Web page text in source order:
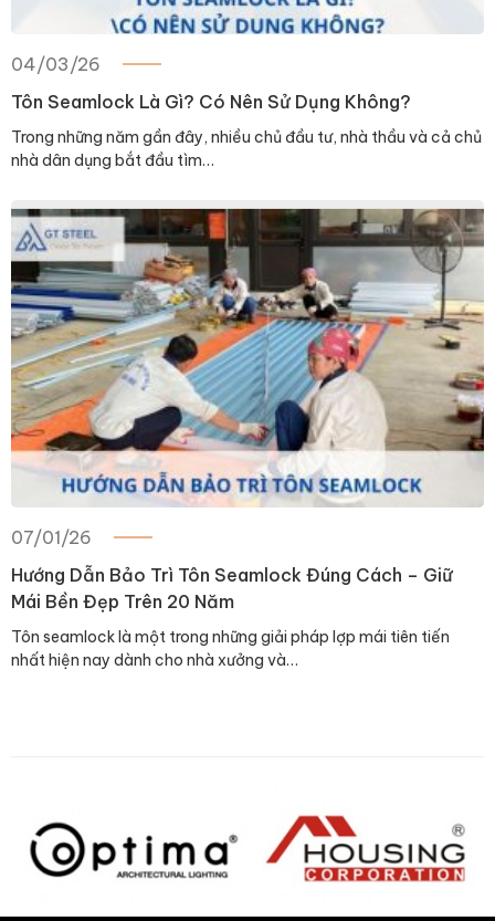
04/03/26
Tôn Seamlock Là Gì? Có Nên Sử Dụng Không?
Trong những năm gần đây, nhiều chủ đầu tư, nhà thầu và cả chủ
nhà dân dụng bắt đầu tìm…
07/01/26
Hướng Dẫn Bảo Trì Tôn Seamlock Đúng Cách – Giữ
Mái Bền Đẹp Trên 20 Năm
Tôn seamlock là một trong những giải pháp lợp mái tiên tiến
nhất hiện nay dành cho nhà xưởng và…